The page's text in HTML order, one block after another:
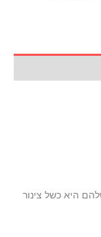
היא כשל צינור